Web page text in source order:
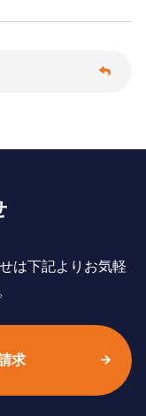
は下記よりお気軽
求